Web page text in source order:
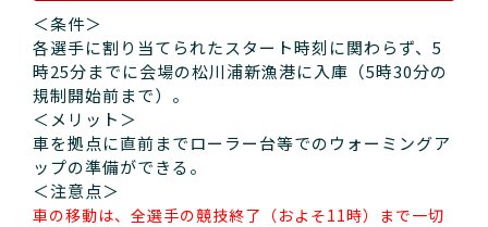
＜条件＞
各選手に割り当てられたスタート時刻に関わらず、5
時25分までに会場の松川浦新漁港に入庫（5時30分の
規制開始前まで）。
＜メリット＞
車を拠点に直前までローラー台等でのウォーミングア
ップの準備ができる。
＜注意点＞
車の移動は、全選手の競技終了（およそ11時）まで一切